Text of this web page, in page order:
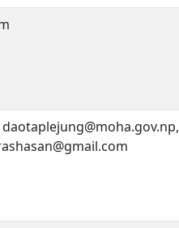
: daotaplejung@moha.gov.np,